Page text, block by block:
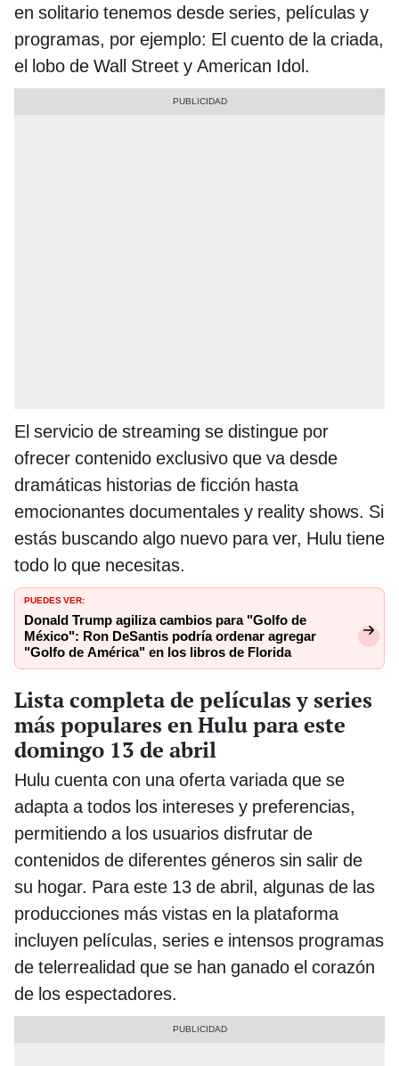
en solitario tenemos desde series, películas y
programas, por ejemplo: El cuento de la criada,
el lobo de Wall Street y American Idol.
El servicio de streaming se distingue por
ofrecer contenido exclusivo que va desde
dramáticas historias de ficción hasta
emocionantes documentales y reality shows. Si
estás buscando algo nuevo para ver, Hulu tiene
todo lo que necesitas.
PUEDES VER:
Donald Trump agiliza cambios para "Golfo de
México": Ron DeSantis podría ordenar agregar
"Golfo de América" en los libros de Florida
Lista completa de películas y series
más populares en Hulu para este
domingo 13 de abril
Hulu cuenta con una oferta variada que se
adapta a todos los intereses y preferencias,
permitiendo a los usuarios disfrutar de
contenidos de diferentes géneros sin salir de
su hogar. Para este 13 de abril, algunas de las
producciones más vistas en la plataforma
incluyen películas, series e intensos programas
de telerrealidad que se han ganado el corazón
de los espectadores.